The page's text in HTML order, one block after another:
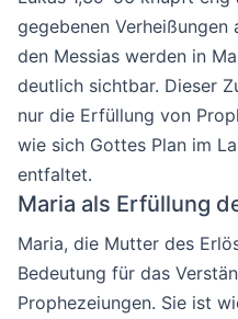
gegebenen Verheißungen
den Messias werden in
deutlich sichtbar. Dieser
nur die Erfüllung von
wie sich Gottes Plan im
entfaltet.
Maria als Erfüllung
Maria, die Mutter des
Bedeutung für das
Prophezeiungen. Sie ist